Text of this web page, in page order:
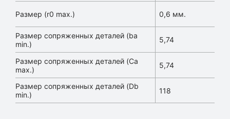
Размер (r0 max.) 0,6 мм.
Размер сопряженных деталей (ba
min.)
5,74
Размер сопряженных деталей (Ca
max.)
5,74
Размер сопряженных деталей (Db
min.)
118